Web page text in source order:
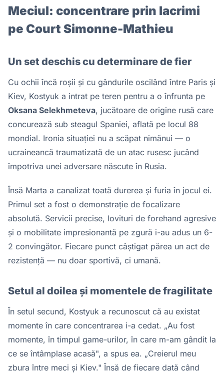
Meciul: concentrare prin lacrimi
pe Court Simonne-Mathieu
Un set deschis cu determinare de fier
Cu ochii încă roșii și cu gândurile oscilând între Paris și
Kiev, Kostyuk a intrat pe teren pentru a o înfrunta pe
Oksana Selekhmeteva, jucătoare de origine rusă care
concurează sub steagul Spaniei, aflată pe locul 88
mondial. Ironia situației nu a scăpat nimănui — o
ucraineancă traumatizată de un atac rusesc jucând
împotriva unei adversare născute în Rusia.
Însă Marta a canalizat toată durerea și furia în jocul ei.
Primul set a fost o demonstrație de focalizare
absolută. Servicii precise, lovituri de forehand agresive
și o mobilitate impresionantă pe zgură i-au adus un 6-
2 convingător. Fiecare punct câștigat părea un act de
rezistență — nu doar sportivă, ci umană.
Setul al doilea și momentele de fragilitate
În setul secund, Kostyuk a recunoscut că au existat
momente în care concentrarea i-a cedat. „Au fost
momente, în timpul game-urilor, în care m-am gândit la
ce se întâmplase acasă", a spus ea. „Creierul meu
zbura între meci și Kiev." Însă de fiecare dată când